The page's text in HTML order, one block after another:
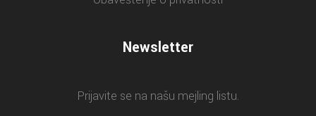
Newsletter
Prijavite se na našu mejling listu.